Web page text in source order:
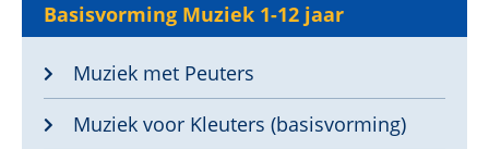
Basisvorming Muziek 1-12 jaar
Muziek met Peuters
Muziek voor Kleuters (basisvorming)